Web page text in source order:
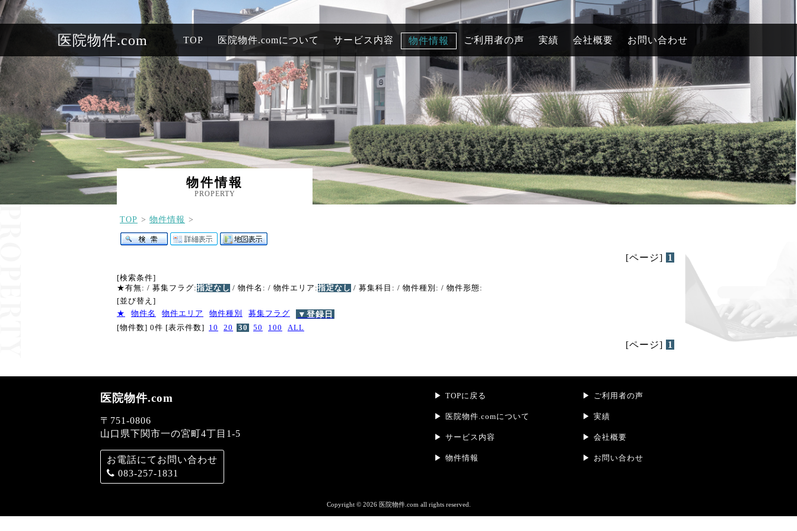
医院物件.com TOP 医院物件.comについて サービス内容 物件情報 ご利用者の声 実績 会社概要 お問い合わせ
物件情報
PROPERTY
TOP 物件情報
[ページ] 1
[検索条件]
★有無: / 募集フラグ:指定なし / 物件名: / 物件エリア:指定なし / 募集科目: / 物件種別: / 物件形態:
[並び替え]
★
物件名 物件エリア 物件種別 募集フラグ ▼登録日
[物件数] 0件 [表示件数] 10 20 30 50 100 ALL
[ページ] 1
医院物件.com
〒751-0806
山口県下関市一の宮町4丁目1-5
お電話にてお問い合わせ
083-257-1831
TOPに戻る
医院物件.comについて
サービス内容
物件情報
ご利用者の声
実績
会社概要
お問い合わせ
Copyright © 2026 医院物件.com all rights reserved.